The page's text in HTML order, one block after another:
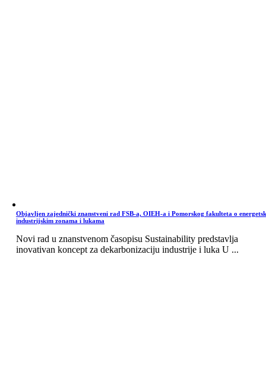
Objavljen zajednički znanstveni rad FSB-a, OIEH-a i Pomorskog fakulteta o
industrijskim zonama i lukama
Novi rad u znanstvenom časopisu Sustainability predstavlja
inovativan koncept za dekarbonizaciju industrije i luka U ...